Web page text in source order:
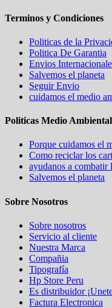
Terminos y Condiciones
Politicas de la
Politica De Garantia
Envios
Salvemos el planeta
Seguir Envio
cuidamos el medio
Politicas Medio
Porque cuidamos el
Como reciclar los
ayudanos a combatir
Salvemos el planeta
Sobre Nosotros
Sobre nosotros
Servicio al cliente
Nuestra Marca
Compañia
Tipografía
Hp Store Peru
Es distribuidor
Factura Electronica